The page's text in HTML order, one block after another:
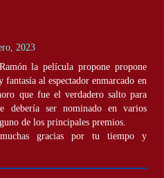
2023
la película propone propone
al espectador enmarcado en
que fue el verdadero salto para
debería ser nominado en varios
de los principales premios.
gracias por tu tiempo y